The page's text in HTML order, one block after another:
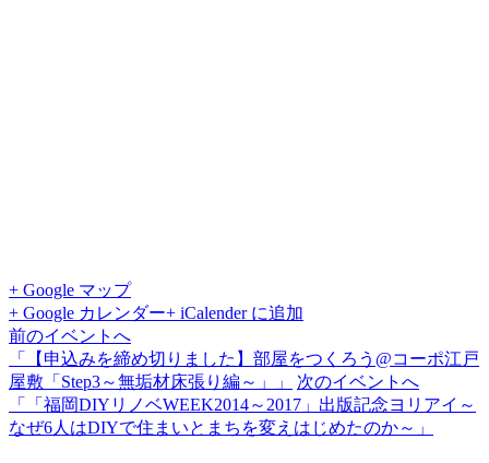
+ Google マップ
+ Google カレンダー+ iCalender に追加
前のイベントへ
「【申込みを締め切りました】部屋をつくろう@コーポ江戸
屋敷「Step3～無垢材床張り編～」」
次のイベントへ
「「福岡DIYリノベWEEK2014～2017」出版記念ヨリアイ～
なぜ6人はDIYで住まいとまちを変えはじめたのか～」